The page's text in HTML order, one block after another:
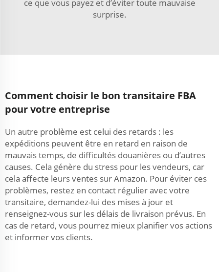
ce que vous payez et d’éviter toute mauvaise
surprise.
Comment choisir le bon transitaire FBA
pour votre entreprise
Un autre problème est celui des retards : les
expéditions peuvent être en retard en raison de
mauvais temps, de difficultés douanières ou d’autres
causes. Cela génère du stress pour les vendeurs, car
cela affecte leurs ventes sur Amazon. Pour éviter ces
problèmes, restez en contact régulier avec votre
transitaire, demandez-lui des mises à jour et
renseignez-vous sur les délais de livraison prévus. En
cas de retard, vous pourrez mieux planifier vos actions
et informer vos clients.